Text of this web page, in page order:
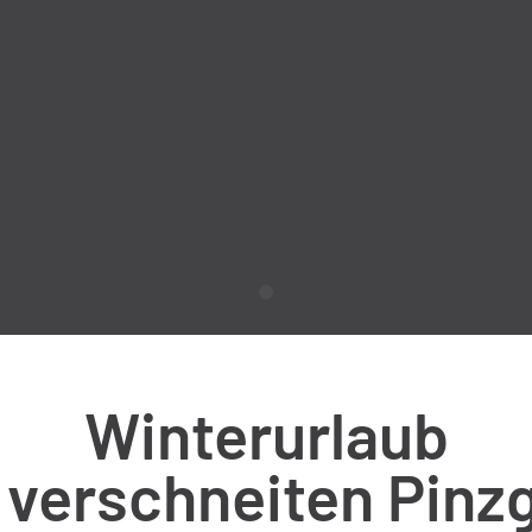
Winterurlaub